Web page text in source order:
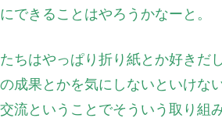
できることはやろうかなーと。
ちはやっぱり折り紙とか好きだ
成果とかを気にしないといけな
流ということでそういう取り組